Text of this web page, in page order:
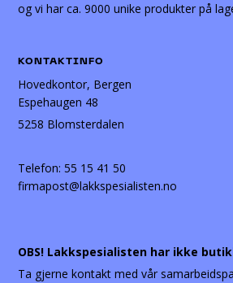
og vi har ca. 9000 unike produkter på
KONTAKTINFO
Hovedkontor, Bergen
Espehaugen 48
5258 Blomsterdalen
Telefon:55 15 41 50
firmapost@lakkspesialisten.no
OBS! Lakkspesialisten har ikke
Ta gjerne kontakt med vår